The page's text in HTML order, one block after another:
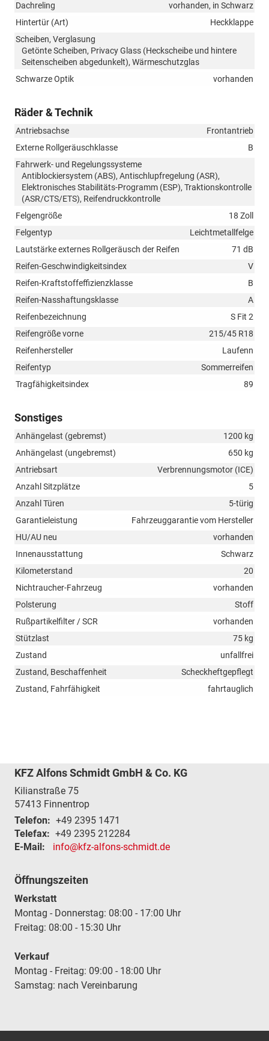
Dachreling
vorhanden, in Schwarz
Hintertür (Art)
Heckklappe
Scheiben, Verglasung
Getönte Scheiben, Privacy Glass (Heckscheibe und hintere
Seitenscheiben abgedunkelt), Wärmeschutzglas
Schwarze Optik
vorhanden
Räder & Technik
Antriebsachse
Frontantrieb
Externe Rollgeräuschklasse
B
Fahrwerk- und Regelungssysteme
Antiblockiersystem (ABS), Antischlupfregelung (ASR),
Elektronisches Stabilitäts-Programm (ESP), Traktionskontrolle
(ASR/CTS/ETS), Reifendruckkontrolle
Felgengröße
18 Zoll
Felgentyp
Leichtmetallfelge
Lautstärke externes Rollgeräusch der Reifen
71 dB
Reifen-Geschwindigkeitsindex
V
Reifen-Kraftstoffeffizienzklasse
B
Reifen-Nasshaftungsklasse
A
Reifenbezeichnung
S Fit 2
Reifengröße vorne
215/45 R18
Reifenhersteller
Laufenn
Reifentyp
Sommerreifen
Tragfähigkeitsindex
89
Sonstiges
Anhängelast (gebremst)
1200 kg
Anhängelast (ungebremst)
650 kg
Antriebsart
Verbrennungsmotor (ICE)
Anzahl Sitzplätze
5
Anzahl Türen
5-türig
Garantieleistung
Fahrzeuggarantie vom Hersteller
HU/AU neu
vorhanden
Innenausstattung
Schwarz
Kilometerstand
20
Nichtraucher-Fahrzeug
vorhanden
Polsterung
Stoff
Rußpartikelfilter / SCR
vorhanden
Stützlast
75 kg
Zustand
unfallfrei
Zustand, Beschaffenheit
Scheckheftgepflegt
Zustand, Fahrfähigkeit
fahrtauglich
KFZ Alfons Schmidt GmbH & Co. KG
Kilianstraße 75
57413 Finnentrop
Telefon: +49 2395 1471
Telefax: +49 2395 212284
E-Mail:
info@kfz-alfons-schmidt.de
Öffnungszeiten
Werkstatt
Montag - Donnerstag: 08:00 - 17:00 Uhr
Freitag: 08:00 - 15:30 Uhr
Verkauf
Montag - Freitag: 09:00 - 18:00 Uhr
Samstag: nach Vereinbarung